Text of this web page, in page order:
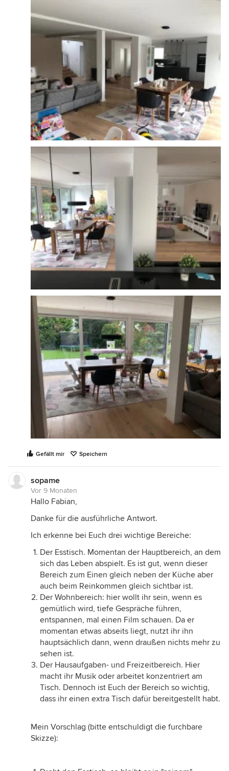
Gefällt mir Speichern
sopame
Vor 9 Monaten
Hallo Fabian,
Danke für die ausführliche Antwort.
Ich erkenne bei Euch drei wichtige Bereiche:
Der Esstisch. Momentan der Hauptbereich, an dem
sich das Leben abspielt. Es ist gut, wenn dieser
Bereich zum Einen gleich neben der Küche aber
auch beim Reinkommen gleich sichtbar ist.
Der Wohnbereich: hier wollt ihr sein, wenn es
gemütlich wird, tiefe Gespräche führen,
entspannen, mal einen Film schauen. Da er
momentan etwas abseits liegt, nutzt ihr ihn
hauptsächlich dann, wenn draußen nichts mehr zu
sehen ist.
Der Hausaufgaben- und Freizeitbereich. Hier
macht ihr Musik oder arbeitet konzentriert am
Tisch. Dennoch ist Euch der Bereich so wichtig,
dass ihr einen extra Tisch dafür bereitgestellt habt.
Mein Vorschlag (bitte entschuldigt die furchbare
Skizze):